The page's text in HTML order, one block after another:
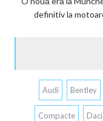
definitiv la
Audi Bentley
Compacte